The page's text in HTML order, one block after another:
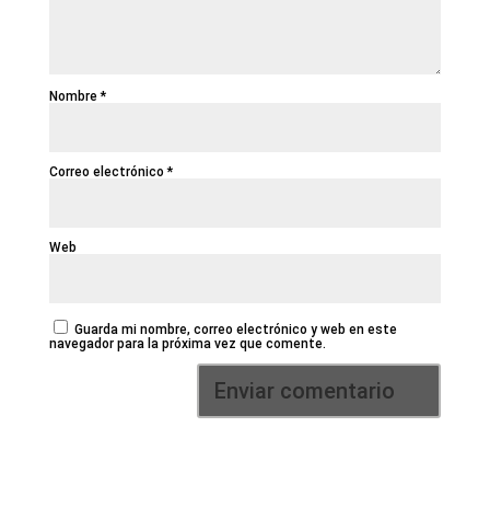
Nombre*
Correo electrónico*
Web
Guarda mi nombre, correo electrónico y web en este
navegador para la próxima vez que comente.